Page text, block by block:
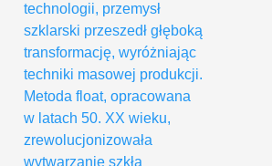
technologii, przemysł
szklarski przeszedł głęboką
transformację, wyróżniając
techniki masowej produkcji.
Metoda float, opracowana
w latach 50. XX wieku,
zrewolucjonizowała
wytwarzanie szkła